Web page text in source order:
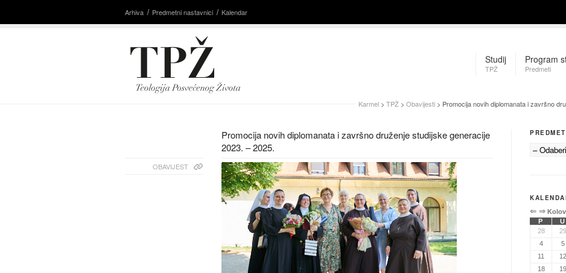
Arhiva Predmetni nastavnici Kalendar
Studij
TPŽ
Program
Predmeti
Karmel > TPŽ > Obavijesti > Promocija novih diplomanata i završno
Promocija novih diplomanata i završno druženje studijske generacije
2023. – 2025.
OBAVIJEST
⇐ ⇒
P
U
28
29
4
5
11
12
18
19